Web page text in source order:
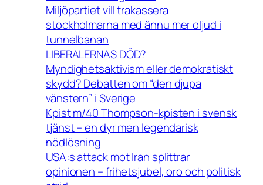
Miljöpartiet vill trakassera
stockholmarna med ännu mer oljud i
tunnelbanan
LIBERALERNAS DÖD?
Myndighetsaktivism eller demokratiskt
skydd? Debatten om “den djupa
vänstern” i Sverige
Kpist m/40 Thompson-kpisten i svensk
tjänst – en dyr men legendarisk
nödlösning
USA:s attack mot Iran splittrar
opinionen – frihetsjubel, oro och politisk